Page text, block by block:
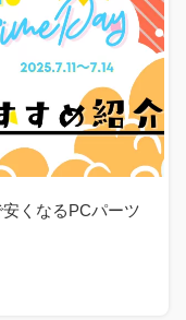
安くなるPCパーツ